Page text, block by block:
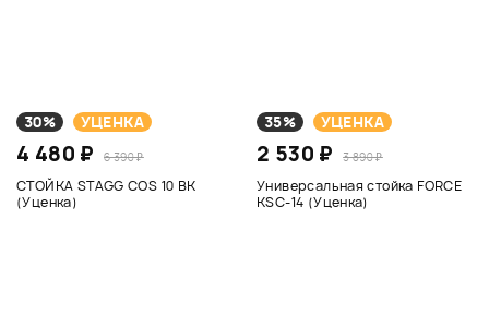
30% УЦЕНКА
4 480 ₽ 6 390 ₽
СТОЙКА STAGG COS 10 BK
(Уценка)
35% УЦЕНКА
2 530 ₽ 3 890 ₽
Универсальная стойка FORCE
KSC-14 (Уценка)